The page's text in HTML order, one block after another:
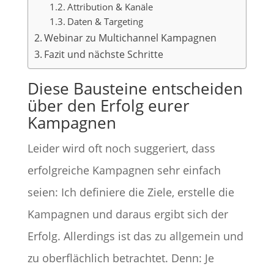
Attribution & Kanäle
Daten & Targeting
Webinar zu Multichannel Kampagnen
Fazit und nächste Schritte
Diese Bausteine entscheiden
über den Erfolg eurer
Kampagnen
Leider wird oft noch suggeriert, dass
erfolgreiche Kampagnen sehr einfach
seien: Ich definiere die Ziele, erstelle die
Kampagnen und daraus ergibt sich der
Erfolg. Allerdings ist das zu allgemein und
zu oberflächlich betrachtet. Denn: Je